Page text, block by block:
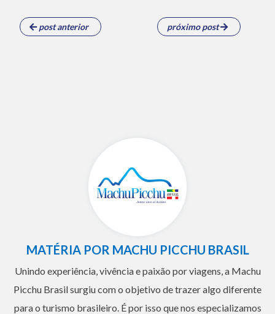
post anterior próximo post
MATÉRIA POR MACHU PICCHU BRASIL
Unindo experiência, vivência e paixão por viagens, a Machu
Picchu Brasil surgiu com o objetivo de trazer algo diferente
para o turismo brasileiro. É por isso que nos especializamos